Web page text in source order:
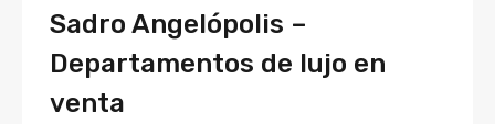
Sadro Angelópolis –
Departamentos de lujo en
venta